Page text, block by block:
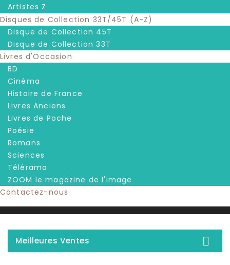
Artistes Z
Disques de Collection 33T/45T (A-Z)
Disque de Collection 45T
Disque de Collection 33T
Livres d'Occasion
BD
Cinéma
Histoire de France
Livres Anciens
Livres de Poche
Poésie
Romans
Sciences
Télérama
ZOOM le magazine de l'image
Contactez-nous
Meilleures Ventes 